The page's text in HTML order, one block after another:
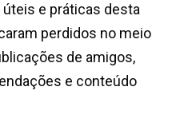
e práticas desta
perdidos no meio
de amigos,
e conteúdo